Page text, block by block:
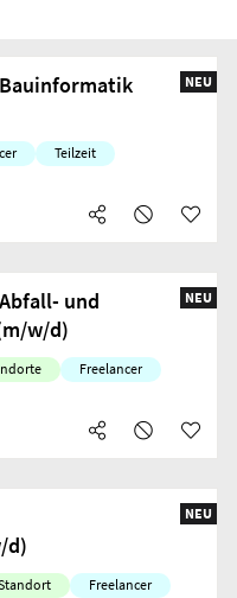
NEU
Bauinformatik
Teilzeit
NEU
Abfall- und
w/d)
Freelancer
NEU
d)
Freelancer